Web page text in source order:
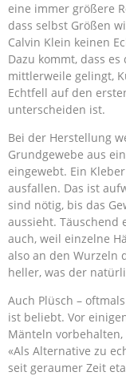
eine immer größere
dass selbst Größen
Calvin Klein keinen
Dazu kommt, dass
mittlerweile gelingt,
Echtfell auf den
unterscheiden ist.
Bei der Herstellung
Grundgewebe aus
eingewebt. Ein
ausfallen. Das ist
sind nötig, bis das
aussieht. Täuschend
auch, weil einzelne
also an den Wurzeln
heller, was der
Auch Plüsch –
ist beliebt. Vor
Mänteln
«Als Alternative zu
seit geraumer Zeit